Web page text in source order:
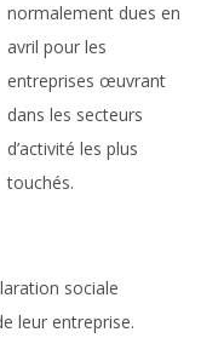
normalement dues en
avril pour les
entreprises œuvrant
dans les secteurs
d’activité les plus
touchés.
sociale
leur entreprise.